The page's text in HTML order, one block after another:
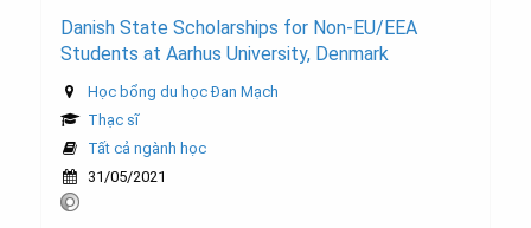
Danish State Scholarships for Non-EU/EEA
Students at Aarhus University, Denmark
Học bổng du học Đan Mạch
Thạc sĩ
Tất cả ngành học
31/05/2021